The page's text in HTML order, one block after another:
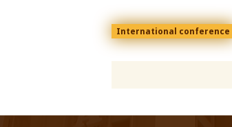
Menu
top
En
International conference